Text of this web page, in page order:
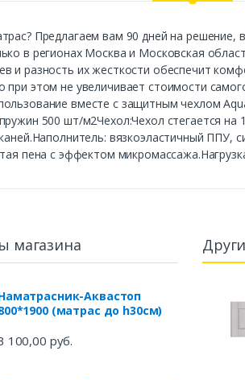
Предлагаем вам 90 дней на
в регионах Москва и Московская
и разность их жесткости обеспечит
этом не увеличивает стоимости
вместе с защитным чехлом
500 шт/м2Чехол:Чехол стегается
вязкоэластичный ППУ,
пена с эффектом
магазина
Аквастоп
(матрас до h30см)
100,00 руб.